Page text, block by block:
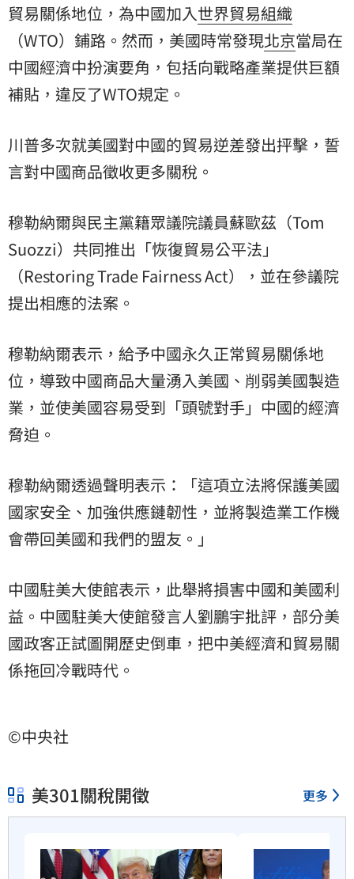
貿易關係地位，為中國加入世界貿易組織
（WTO）鋪路。然而，美國時常發現北京當局在
中國經濟中扮演要角，包括向戰略產業提供巨額
補貼，違反了WTO規定。
川普多次就美國對中國的貿易逆差發出抨擊，誓
言對中國商品徵收更多關稅。
穆勒納爾與民主黨籍眾議院議員蘇歐茲（Tom
Suozzi）共同推出「恢復貿易公平法」
（Restoring Trade Fairness Act），並在參議院
提出相應的法案。
穆勒納爾表示，給予中國永久正常貿易關係地
位，導致中國商品大量湧入美國、削弱美國製造
業，並使美國容易受到「頭號對手」中國的經濟
脅迫。
穆勒納爾透過聲明表示：「這項立法將保護美國
國家安全、加強供應鏈韌性，並將製造業工作機
會帶回美國和我們的盟友。」
中國駐美大使館表示，此舉將損害中國和美國利
益。中國駐美大使館發言人劉鵬宇批評，部分美
國政客正試圖開歷史倒車，把中美經濟和貿易關
係拖回冷戰時代。
©中央社
美301關稅開徵 更多